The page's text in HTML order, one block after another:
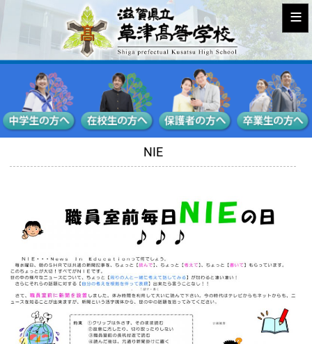
≡
NIE